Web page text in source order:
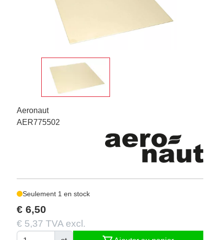
Aeronaut
AER775502
Seulement 1 en stock
€ 6,50
€ 5,37 TVA excl.